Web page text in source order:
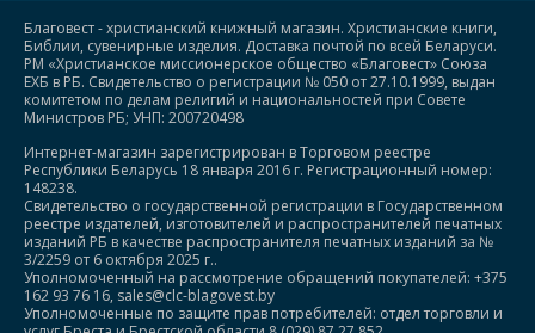
Благовест - христианский книжный магазин. Христианские книги,
Библии, сувенирные изделия. Доставка почтой по всей Беларуси.
РМ «Христианское миссионерское общество «Благовест» Союза
ЕХБ в РБ. Свидетельство о регистрации № 050 от 27.10.1999, выдан
комитетом по делам религий и национальностей при Совете
Министров РБ; УНП: 200720498
Интернет-магазин зарегистрирован в Торговом реестре
Республики Беларусь 18 января 2016 г. Регистрационный номер:
148238.
Свидетельство о государственной регистрации в Государственном
реестре издателей, изготовителей и распространителей печатных
изданий РБ в качестве распространителя печатных изданий за №
3/2259 от 6 октября 2025 г..
Уполномоченный на рассмотрение обращений покупателей: +375
162 93 76 16, sales@clc-blagovest.by
Уполномоченные по защите прав потребителей: отдел торговли и